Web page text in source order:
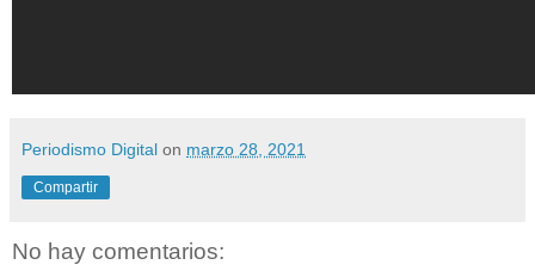
Periodismo Digital on marzo 28, 2021
Compartir
No hay comentarios: